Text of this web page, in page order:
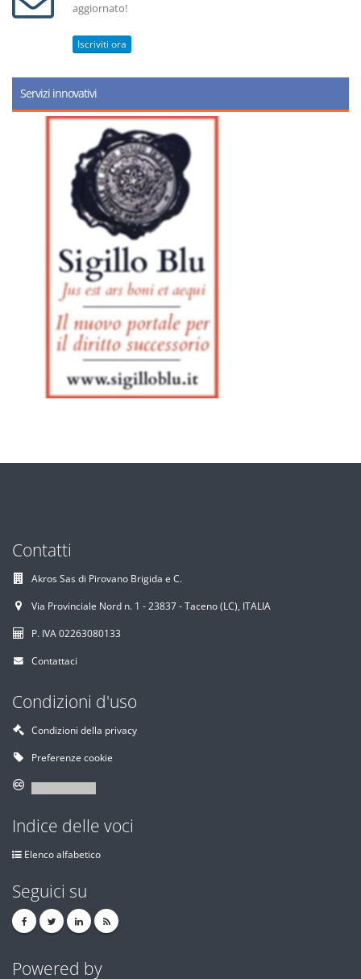
aggiornato!
Iscriviti ora
Servizi innovativi
Contatti
Akros Sas di Pirovano Brigida e C.
Via Provinciale Nord n. 1 - 23837 - Taceno (LC), ITALIA
P. IVA 02263080133
Contattaci
Condizioni d'uso
Condizioni della privacy
Preferenze cookie
Indice delle voci
Elenco alfabetico
Seguici su
Powered by